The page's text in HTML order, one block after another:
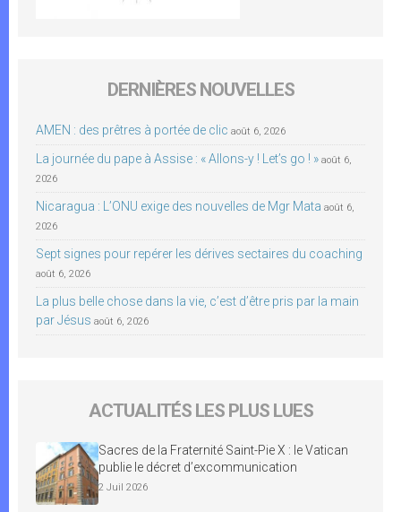
DERNIÈRES NOUVELLES
AMEN : des prêtres à portée de clic août 6, 2026
La journée du pape à Assise : « Allons-y ! Let’s go ! » août 6,
2026
Nicaragua : L’ONU exige des nouvelles de Mgr Mata août 6,
2026
Sept signes pour repérer les dérives sectaires du coaching
août 6, 2026
La plus belle chose dans la vie, c’est d’être pris par la main
par Jésus août 6, 2026
ACTUALITÉS LES PLUS LUES
Sacres de la Fraternité Saint-Pie X : le Vatican
publie le décret d’excommunication
2 Juil 2026